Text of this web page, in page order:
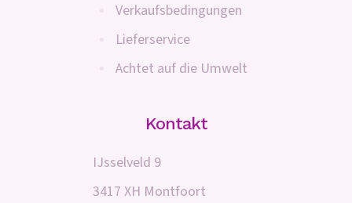
Verkaufsbedingungen
Lieferservice
Achtet auf die Umwelt
Kontakt
IJsselveld 9
3417 XH Montfoort